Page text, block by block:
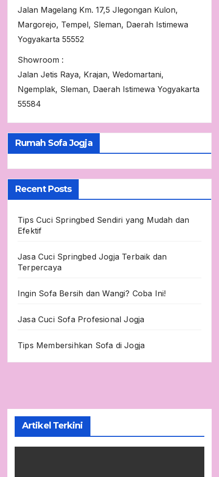
Jalan Magelang Km. 17,5 Jlegongan Kulon,
Margorejo, Tempel, Sleman, Daerah Istimewa
Yogyakarta 55552
Showroom :
Jalan Jetis Raya, Krajan, Wedomartani,
Ngemplak, Sleman, Daerah Istimewa Yogyakarta
55584
Rumah Sofa Jogja
Recent Posts
Tips Cuci Springbed Sendiri yang Mudah dan
Efektif
Jasa Cuci Springbed Jogja Terbaik dan
Terpercaya
Ingin Sofa Bersih dan Wangi? Coba Ini!
Jasa Cuci Sofa Profesional Jogja
Tips Membersihkan Sofa di Jogja
Artikel Terkini